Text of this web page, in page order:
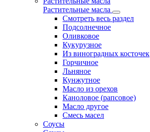
Растительные масла
Смотреть весь раздел
Подсолнечное
Оливковое
Кукурузное
Из виноградных косточек
Горчичное
Льняное
Кунжутное
Масло из орехов
Каноловое (рапсовое)
Масло другое
Смесь масел
Соусы